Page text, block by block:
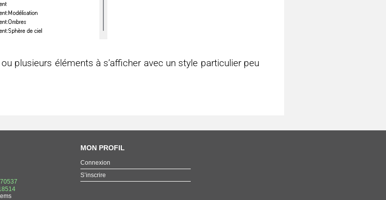
plusieurs éléments à s’afficher avec un style particulier peu
MON PROFIL
Connexion
S’inscrire